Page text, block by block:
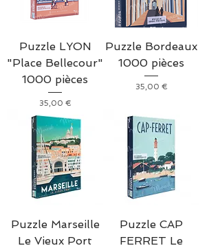
Puzzle LYON
"Place Bellecour"
1000 pièces
Prix
35,00 €
Puzzle Bordeaux
1000 pièces
Prix
35,00 €
Puzzle Marseille
Le Vieux Port
Puzzle CAP
FERRET Le